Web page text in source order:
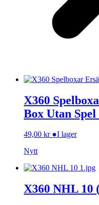
X360
Box Utan
49,00 kr ●I lager
Nytt
X360 NHL 10